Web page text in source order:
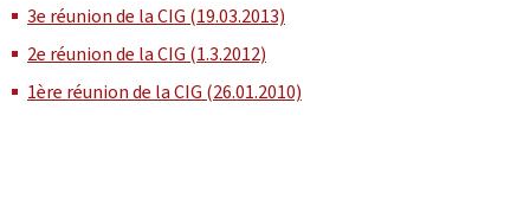
3e réunion de la CIG (19.03.2013)
2e réunion de la CIG (1.3.2012)
1ère réunion de la CIG (26.01.2010)